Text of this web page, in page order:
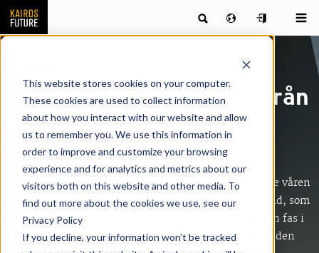
This website stores cookies on your computer.
These cookies are used to collect information
about how you interact with our website and allow
us to remember you. We use this information in
order to improve and customize your browsing
experience and for analytics and metrics about our
visitors both on this website and other media. To
find out more about the cookies we use, see our
Privacy Policy
If you decline, your information won’t be tracked
Samhällsbygge 2030 – Från
hållbarhetsvision till
framgångsverksamhet
”Ja visst gör det ont när knoppar brister. Varför skulle våren
annars tveka?” Karin Boyes ord passar väl in på vår tid, som
alltmer påminner om en brytningstid. Vi står inför en fas i
historien när vårt samhälle behöver ställas om i grunden